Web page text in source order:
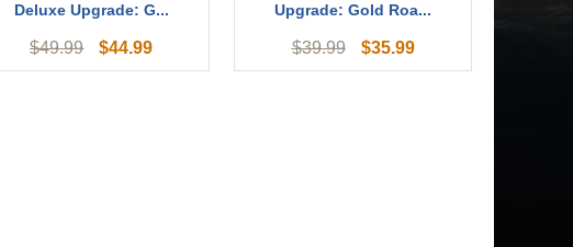
Deluxe Upgrade: G...
$49.99 $44.99
Upgrade: Gold Roa...
$39.99 $35.99